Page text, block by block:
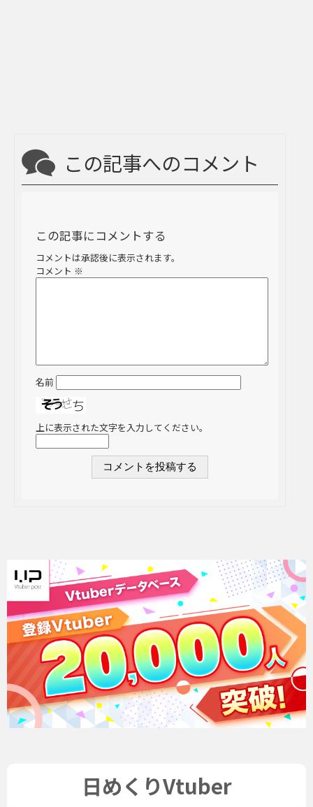
この記事へのコメント
この記事にコメントする
コメントは承認後に表示されます。
コメント ※
名前
上に表示された文字を入力してください。
日めくりVtuber